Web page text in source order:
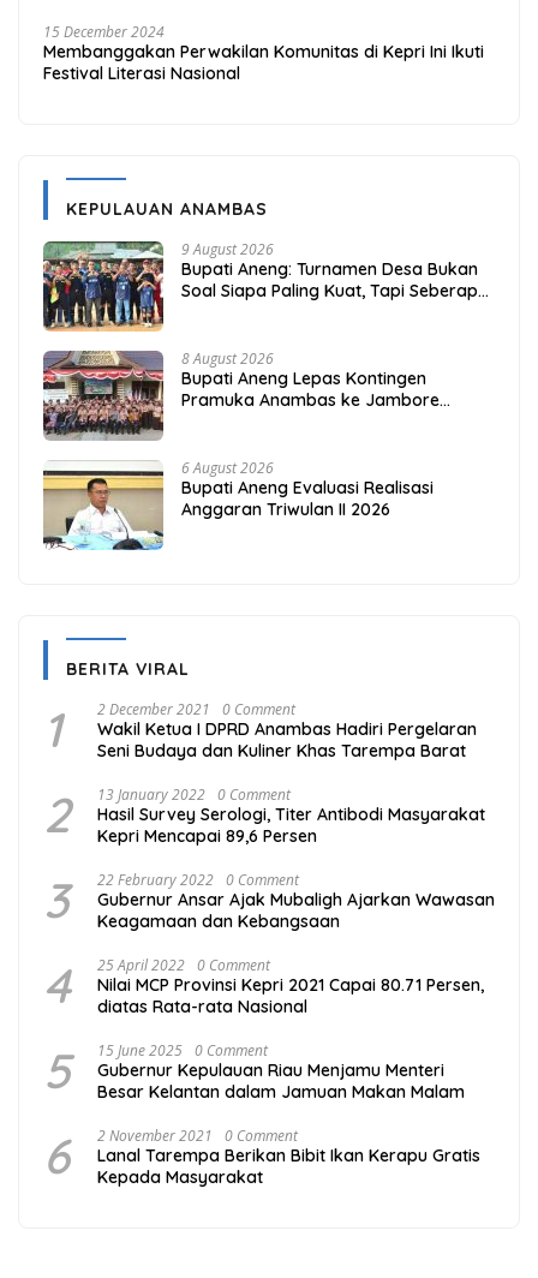
15 December 2024
Membanggakan Perwakilan Komunitas di Kepri Ini Ikuti
Festival Literasi Nasional
KEPULAUAN ANAMBAS
9 August 2026
Bupati Aneng: Turnamen Desa Bukan
Soal Siapa Paling Kuat, Tapi Seberapa
8 August 2026
Bupati Aneng Lepas Kontingen
Pramuka Anambas ke Jambore
6 August 2026
Bupati Aneng Evaluasi Realisasi
Anggaran Triwulan II 2026
BERITA VIRAL
1 2 December 2021 0 Comment
Wakil Ketua I DPRD Anambas Hadiri Pergelaran
Seni Budaya dan Kuliner Khas Tarempa Barat
2 13 January 2022 0 Comment
Hasil Survey Serologi, Titer Antibodi Masyarakat
Kepri Mencapai 89,6 Persen
3 22 February 2022 0 Comment
Gubernur Ansar Ajak Mubaligh Ajarkan Wawasan
Keagamaan dan Kebangsaan
4 25 April 2022 0 Comment
Nilai MCP Provinsi Kepri 2021 Capai 80.71 Persen,
diatas Rata-rata Nasional
5 15 June 2025 0 Comment
Gubernur Kepulauan Riau Menjamu Menteri
Besar Kelantan dalam Jamuan Makan Malam
6 2 November 2021 0 Comment
Lanal Tarempa Berikan Bibit Ikan Kerapu Gratis
Kepada Masyarakat